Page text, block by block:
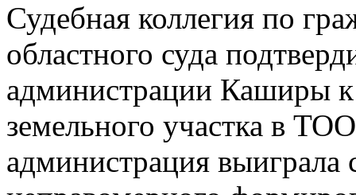
Судебная коллегия по
областного суда
администрации Каширы к
земельного участка в
администрация выиграла